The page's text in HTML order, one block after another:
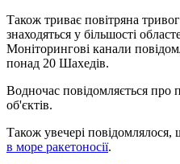
Також триває повітряна
знаходяться у більшості
Моніторингові канали
понад 20 Шахедів.
Водночас повідомляється
об'єктів.
Також увечері повідомлялося,
в море ракетоносії.